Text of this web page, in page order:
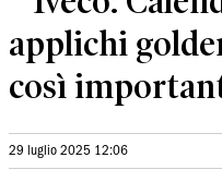
applichi
così
29 luglio 2025 12:06